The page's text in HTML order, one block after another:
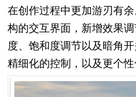
在创作过程中更加游刃有
构的交互界面，新增效果
度、饱和度调节以及暗角
精细化的控制，以及更个性